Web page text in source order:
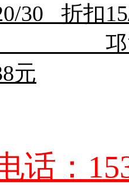
30 折扣
酒店
元
话：